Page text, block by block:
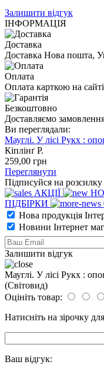
Залишити відгук
ІНФОРМАЦІЯ
Доставка
Доставка Нова пошта,
Оплата
Оплата карткою на
Безкоштовно
Доставляємо
Ви переглядали:
Мауглі. У лісі Рукх :
Кіплінґ Р.
259,00 грн
Переглянути
Підписуйся на
АКЦІЇ
ПІДБІРКИ
Нова продукція
Новини Інтернет
Залишити відгук
Мауглі. У лісі Рукх :
(Світовид)
Оцініть товар:
Натисніть на зірочку
Ваш відгук: